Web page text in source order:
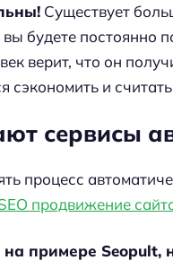
Существует
будете постоянно
верит, что он
сэкономить и
сервисы
процесс
продвижение
на примере